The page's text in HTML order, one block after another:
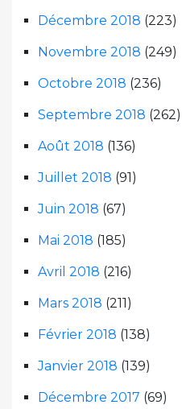
Décembre 2018 (223)
Novembre 2018 (249)
Octobre 2018 (236)
Septembre 2018 (262)
Août 2018 (136)
Juillet 2018 (91)
Juin 2018 (67)
Mai 2018 (185)
Avril 2018 (216)
Mars 2018 (211)
Février 2018 (138)
Janvier 2018 (139)
Décembre 2017 (69)